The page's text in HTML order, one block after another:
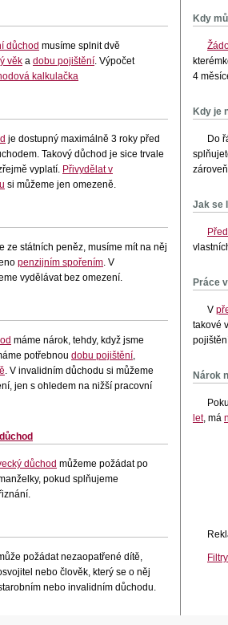
důchod musíme splnit dvě
věk a dobu pojištění. Výpočet
kalkulačka
je dostupný maximálně 3 roky před
Takový důchod je sice trvale
vyplatí. Přivydělat v
si můžeme jen omezeně.
ze státních peněz, musíme mít na něj
penzijním spořením. V
vydělávat bez omezení.
máme nárok, tehdy, když jsme
potřebnou dobu pojištění,
. V invalidním důchodu si můžeme
jen s ohledem na nižší pracovní
důchod můžeme požádatpo
pokud splňujeme
požádat nezaopatřené dítě,
nebo člověk, který se o něj
nebo invalidním důchodu.
Kdy
4
Kdy je
Do
Jak se
Práce
V
takové
Nárok
let, má